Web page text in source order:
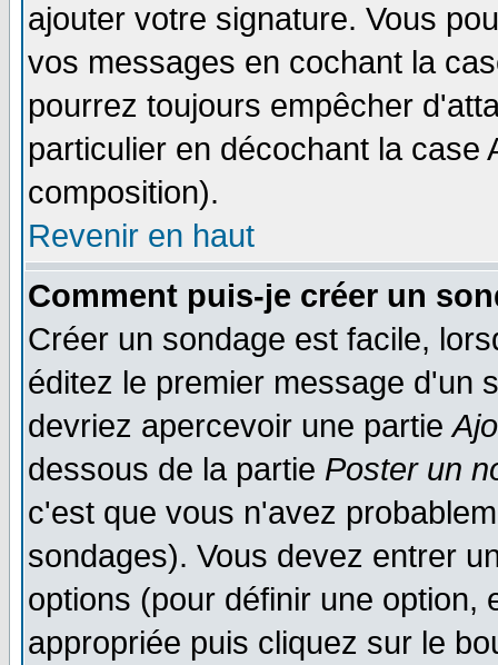
ajouter votre signature. Vous
vos messages en cochant la
pourrez toujours empêcher
particulier en décochant la
composition).
Revenir en haut
Comment puis-je créer un
Créer un sondage est facile,
éditez le premier message d'un
devriez apercevoir une partie
dessous de la partie Poster un
c'est que vous n'avez
sondages). Vous devez entrer
options (pour définir une option,
appropriée puis cliquez sur le